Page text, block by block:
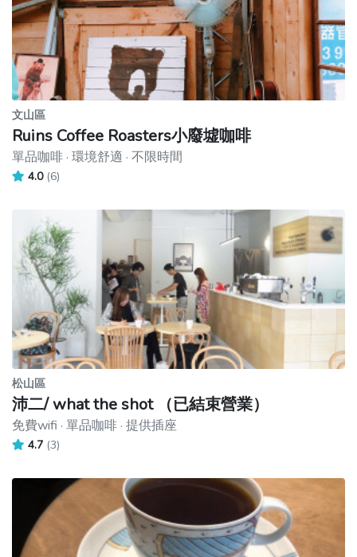
文山區
Ruins Coffee Roasters小廢墟咖啡
單品咖啡 · 環境舒適 · 不限時間
4.0 (6)
松山區
沛二/ what the shot （已結束營業）
免費wifi · 單品咖啡 · 提供插座
4.7 (3)